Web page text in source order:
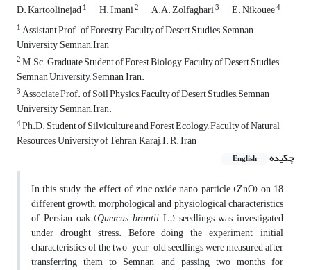
D. Kartoolinejad1 H. Imani2 A.A. Zolfaghari3 E. Nikouee4
1Assistant Prof., of Forestry, Faculty of Desert Studies, Semnan
University, Semnan, Iran
2M.Sc. Graduate Student of Forest Biology, Faculty of Desert Studies,
Semnan University, Semnan, Iran.
3Associate Prof., of Soil Physics, Faculty of Desert Studies, Semnan
University, Semnan, Iran.
4Ph.D. Student of Silviculture and Forest Ecology, Faculty of Natural
Resources, University of Tehran, Karaj, I. R. Iran
چکیده
English
In this study, the effect of zinc oxide nano particle (ZnO) on 18
different growth, morphological and physiological characteristics
of Persian oak (Quercus brantii L.) seedlings was investigated
under drought stress. Before doing the experiment, initial
characteristics of the two-year-old seedlings were measured after
transferring them to Semnan and passing two months for